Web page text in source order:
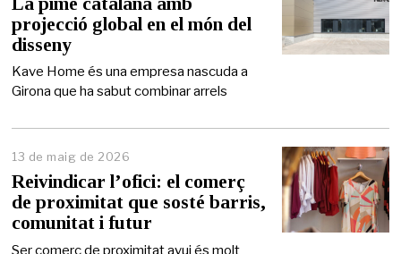
e
j
y
d
2
projecció global en el món del
disseny
Kave Home és una empresa nascuda a
Girona que ha sabut combinar arrels
13 de maig de 2026
4
d
e
m
Reivindicar l’ofici: el comerç
de proximitat que sosté barris,
comunitat i futur
Ser comerç de proximitat avui és molt